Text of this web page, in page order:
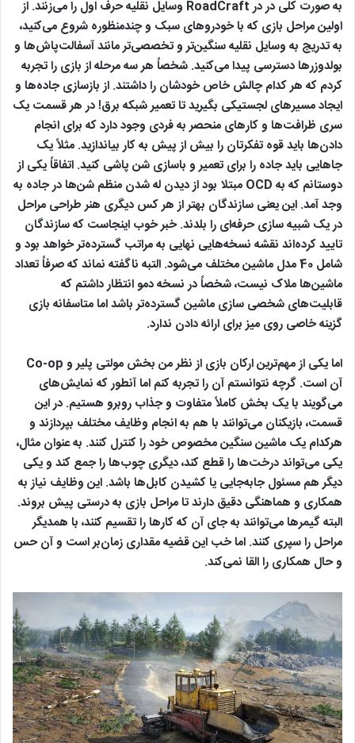
به صورت کلی در در RoadCraft وسایل نقلیه حرف اول را می‌زنند. از
اولین مراحل بازی که با خودروهای سبک و چندمنظوره شروع می‌کنید،
به تدریج به وسایل نقلیه سنگین‌تر و تخصصی‌تر مانند آسفالت‌پاش‌ها و
بولدوزرها دسترسی پیدا می‌کنید. شخصاً هر سه مرحله از بازی را تجربه
کردم که هر کدام چالش خاص خودشان را داشتند. از بازسازی جاده‌ها و
ایجاد مسیرهای لجستیکی بگیرید تا تعمیر شبکه برق! در هر قسمت یک
سری ظرافت‌ها و کارهای منحصر به فردی وجود دارد که برای انجام
دادن‌ها باید قوه تفکرتان را بیش از پیش به کار بیاندازید. مثلاً یک
جاهایی باید جاده را برای تعمیر و باسازی شن پاشی کنید. اتفاقاً یکی از
دوستانم که به OCD مبتلا بود از دیدن له شدن منظم شن‌ها در جاده به
وجد آمد. این یعنی سازندگان بهتر از هر کس دیگری هنر طراحی مراحل
در یک شبیه سازی حرفه‌ای را بلدند. خبر خوب اینجاست که سازندگان
تایید کرده‌اند نقشه نسخه‌هایی نهایی به مراتب گسترده‌تر خواهد بود و
شامل 40 مدل ماشین مختلف می‌شود. التبه ناگفته نماند که صرفاً تعداد
ماشین‌ها ملاک نیست، شخصاً در نسخه دمو انتظار داشتم که
قابلیت‌های شخصی سازی ماشین گسترده‌تر باشد اما متاسفانه بازی
گزینه خاصی روی میز برای ارائه دادن ندارد.
اما یکی از مهم‌ترین ارکان بازی از نظر من بخش مولتی پلیر و Co-op
آن است. گرچه نتوانستم آن را تجربه کنم اما آنطور که نمایش‌های
می‌گویند با یک بخش کاملاً متفاوت و جذاب روبرو هستیم. در این
قسمت، بازیکنان می‌توانند با هم به انجام وظایف مختلف بپردازند و
هرکدام یک ماشین سنگین مخصوص خود را کنترل کنند. به عنوان مثال،
یکی می‌تواند درخت‌ها را قطع کند، دیگری چوب‌ها را جمع کند و یکی
دیگر هم مسئول جابه‌جایی یا کشیدن کابل‌ها باشد. این وظایف نیاز به
همکاری و هماهنگی دقیق دارند تا مراحل بازی به درستی پیش بروند.
البته گیمرها می‌توانند به جای آن که کارها را تقسیم کنند، با همدیگر
مراحل را سپری کنند. اما خب این قضیه مقداری زمان‌بر است و آن حس
و حال همکاری را القا نمی‌کند.